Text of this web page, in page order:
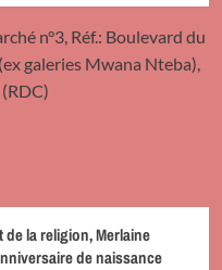
n°3, Réf.: Boulevard du
galeries Mwana Nteba),
la religion, Merlaine
de naissance